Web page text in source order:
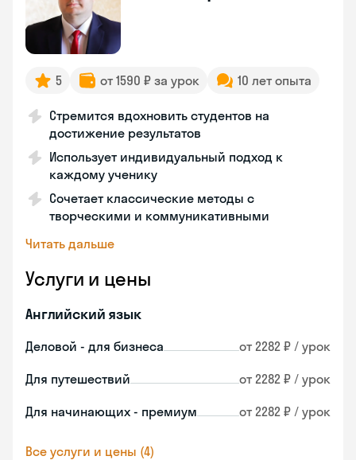
5 от 1590 ₽ за урок 10 лет опыта
Стремится вдохновить студентов на
достижение результатов
Использует индивидуальный подход к
каждому ученику
Сочетает классические методы с
творческими и коммуникативными
Читать дальше
Услуги и цены
Английский язык
Деловой - для бизнеса от 2282 ₽ / урок
Для путешествий от 2282 ₽ / урок
Для начинающих - премиум от 2282 ₽ / урок
Все услуги и цены (4)